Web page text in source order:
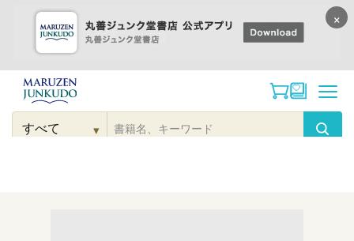
コンテンツに
進む
検
▾
×